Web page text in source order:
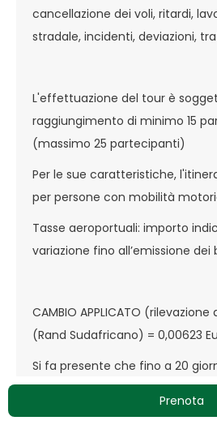
Prenota
cancellazione dei voli, ritardi,
stradale, incidenti, deviazioni,
L'effettuazione del tour è
raggiungimento di minimo 15
(massimo 25 partecipanti)
Per le sue caratteristiche,
per persone con mobilità
Tasse aeroportuali: importo
variazione fino all’emissione dei
CAMBIO APPLICATO
(Rand Sudafricano) = 0,00623
Si fa presente che fino a 20
partenza i prezzi dei servizi a